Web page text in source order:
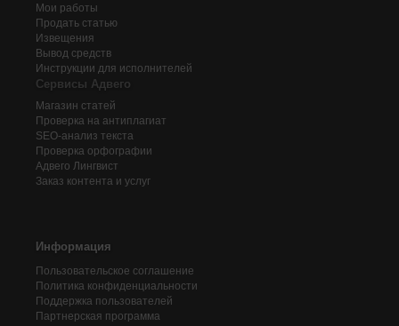
Мои работы
Продать статью
Извещения
Вывод средств
Инструкции для исполнителей
Сервисы Адвего
Магазин статей
Проверка на антиплагиат
SEO-анализ текста
Проверка орфографии
Адвего Лингвист
Заказ контента и услуг
Информация
Пользовательское соглашение
Политика конфиденциальности
Поддержка пользователей
Партнерская программа